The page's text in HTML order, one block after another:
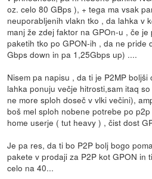
oz. celo 80 GBps ), + tega ma vsak
neuporabljenih vlakn tko , da lahka v
manj že zdej faktor na GPOn-u , če
paketih tko po GPON-ih , da ne pride
Gbps down in pa 1,25Gbps up) ....
Nisem pa napisu , da ti je P2MP
lahka ponuju večje hitrosti,sam itaq
ne more sploh doseč v vlki večini),
boš mel sploh nobene potrebe po
home userje ( tut heavy ) , čist dost
Je pa res, da ti bo P2P bolj bogo
pakete v prodaji za P2P kot GPON in
celo na 40...